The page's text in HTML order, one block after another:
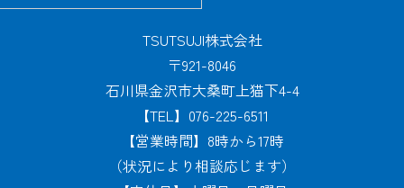
TSUTSUJI株式会社
〒921-8046
石川県金沢市大桑町上猫下4-4
【TEL】076-225-6511
【営業時間】8時から17時
（状況により相談応じます）